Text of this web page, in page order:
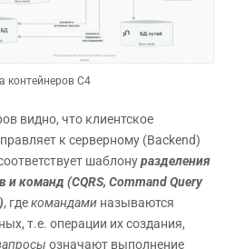
контейнеров С4
видно, что клиентское
к серверному (Backend)
шаблонуразделения
и команд (CQRS, CommandQuery
, гдекомандами называются
т.е. операции их создания,
означают выполнение